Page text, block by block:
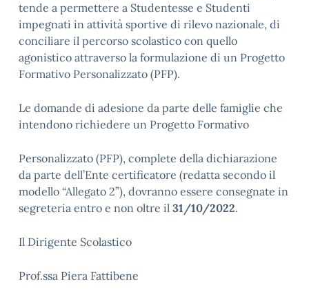
tende a permettere a Studentesse e Studenti
impegnati in attività sportive di rilevo nazionale, di
conciliare il percorso scolastico con quello
agonistico attraverso la formulazione di un Progetto
Formativo Personalizzato (PFP).
Le domande di adesione da parte delle famiglie che
intendono richiedere un Progetto Formativo
Personalizzato (PFP), complete della dichiarazione
da parte dell’Ente certificatore (redatta secondo il
modello “Allegato 2”), dovranno essere consegnate in
segreteria entro e non oltre il 31/10/2022.
Il Dirigente Scolastico
Prof.ssa Piera Fattibene